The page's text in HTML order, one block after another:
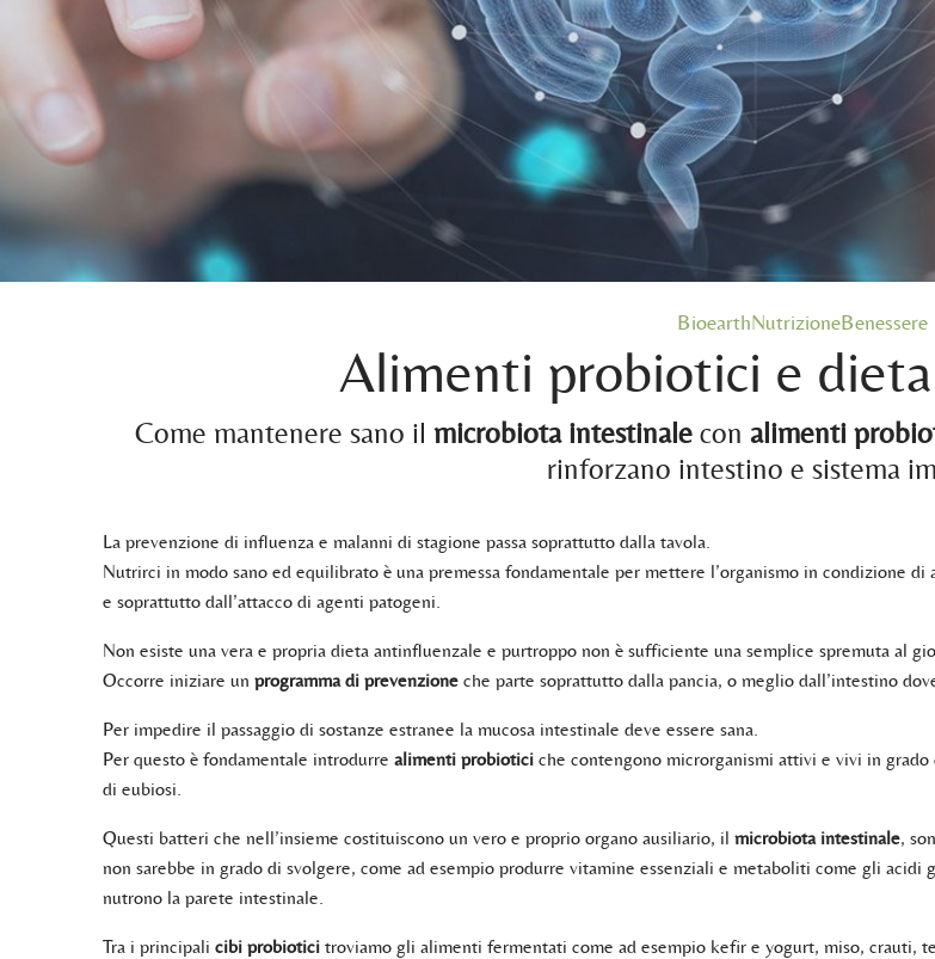
BioearthNutrizioneBenessere
Alimenti probiotici e
Come mantenere sano il microbiota intestinalecon alimenti
rinforzano intestino e sistema
La prevenzione di influenza e malanni di stagione passa soprattutto dalla tavola.
Nutrirci in modo sano ed equilibrato è una premessa fondamentale per mettere l’organismo in condizione
e soprattutto dall’attacco di agenti patogeni.
Non esiste una vera e propria dieta antinfluenzale e purtroppo non è sufficiente una semplice spremuta al
Occorre iniziare un programma di prevenzione che parte soprattutto dalla pancia, o meglio dall’intestino
Per impedire il passaggio di sostanze estranee la mucosa intestinale deve essere sana.
Per questo è fondamentale introdurre alimenti probiotici che contengono microrganismi attivi e vivi in
di eubiosi.
Questi batteri che nell’insieme costituiscono un vero e proprio organo ausiliario, il microbiota intestinale,
non sarebbe in grado di svolgere, come ad esempio produrre vitamine essenziali e metaboliti come gli acidi
nutrono la parete intestinale.
Tra i principali cibi probiotici troviamo gli alimenti fermentati come ad esempio kefir e yogurt, miso, crauti,